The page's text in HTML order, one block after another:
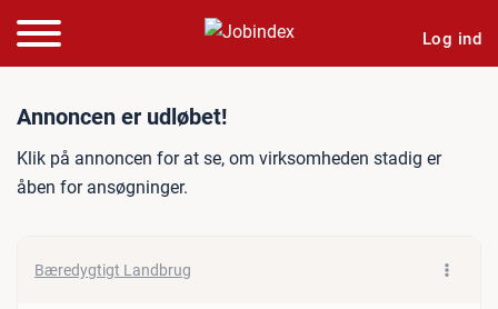
Log ind
Jobannonce: Faglig
Annoncen er udløbet!
Klik på annoncen for at se, om virksomheden stadig er
åben for ansøgninger.
Bæredygtigt Landbrug